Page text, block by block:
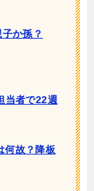
か孫？
当者で22週
何故？降板